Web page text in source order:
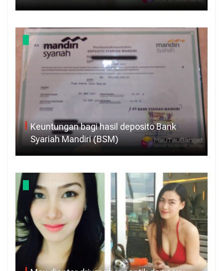
Keuntungan bagi hasil deposito Bank
Syariah Mandiri (BSM)